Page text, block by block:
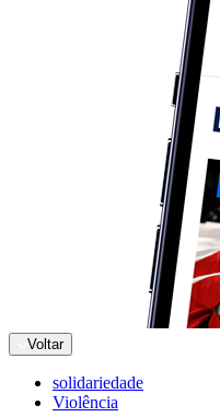
Voltar
solidariedade
Violência